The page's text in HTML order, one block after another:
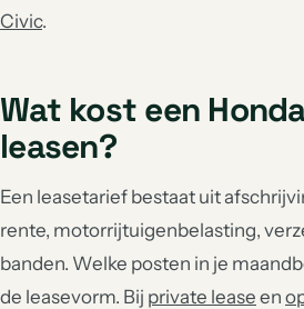
Civic.
Wat kost een
leasen?
Een leasetarief bestaat uit
rente, motorrijtuigenbelasting,
banden. Welke posten in je
de leasevorm. Bij private lease en